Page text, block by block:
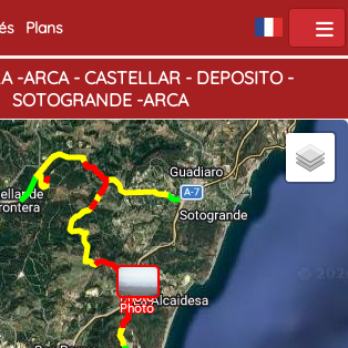
Plans
-ARCA - CASTELLAR - DEPOSITO -
SOTOGRANDE -ARCA
Photo
Photo
Photo